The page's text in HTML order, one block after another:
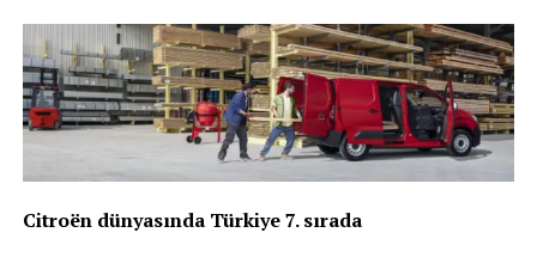
Citroën dünyasında Türkiye 7. sırada